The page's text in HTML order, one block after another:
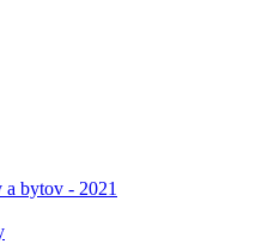
bytov - 2021